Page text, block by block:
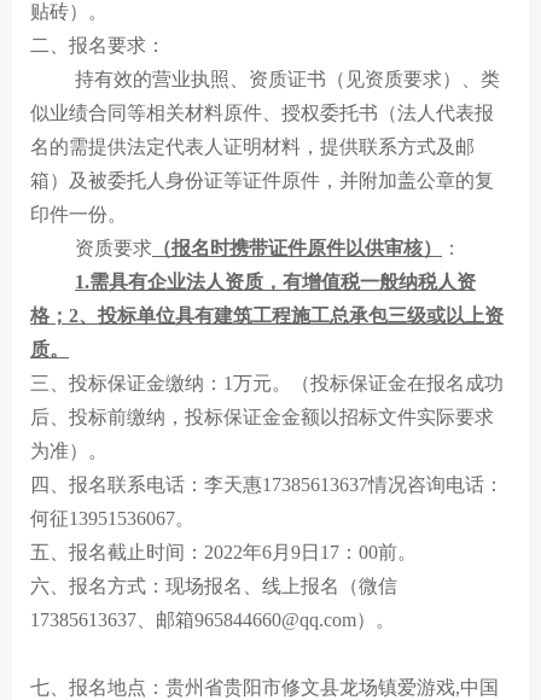
贴砖）。
二、报名要求：
持有效的营业执照、资质证书（见资质要求）、类
似业绩合同等相关材料原件、授权委托书（法人代表报
名的需提供法定代表人证明材料，提供联系方式及邮
箱）及被委托人身份证等证件原件，并附加盖公章的复
印件一份。
资质要求 （报名时携带证件原件以供审核）
：
1.需具有企业法人资质，有增值税一般纳税人资
格；2、投标单位具有建筑工程施工总承包三级或以上资
质。
三、投标保证金缴纳： 1万元。（投标保证金在报名成功
后、投标前缴纳，投标保证金金额以招标文件实际要求
为准）。
四、报名联系电话：李天惠17385613637情况咨询电话：
何征13951536067。
五、报名截止时间：2022年6月 9日17：00前。
六、报名方式：现场报名
、线上报名（微信
17385613637、邮箱965844660@qq.com） 。
七、 报名地点：贵州省贵阳市修文县龙场镇爱游戏,中国